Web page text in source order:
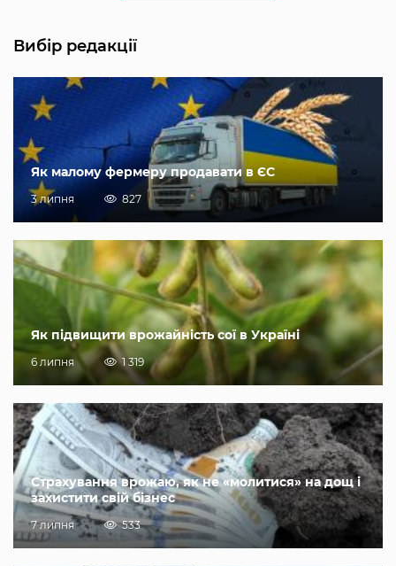
Вибір редакції
Як малому фермеру продавати в ЄС
3 липня 827
Як підвищити врожайність сої в Україні
6 липня 1 319
Страхування врожаю, як не «молитися» на дощ і
захистити свій бізнес
7 липня 533